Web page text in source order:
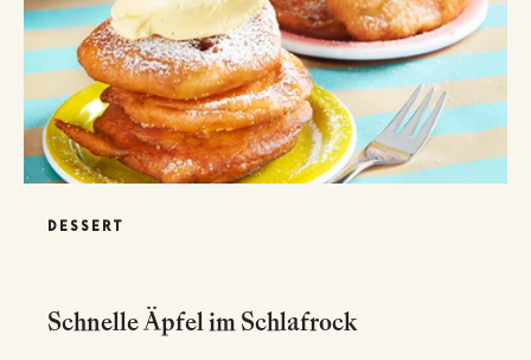
DESSERT
Schnelle Äpfel im Schlafrock